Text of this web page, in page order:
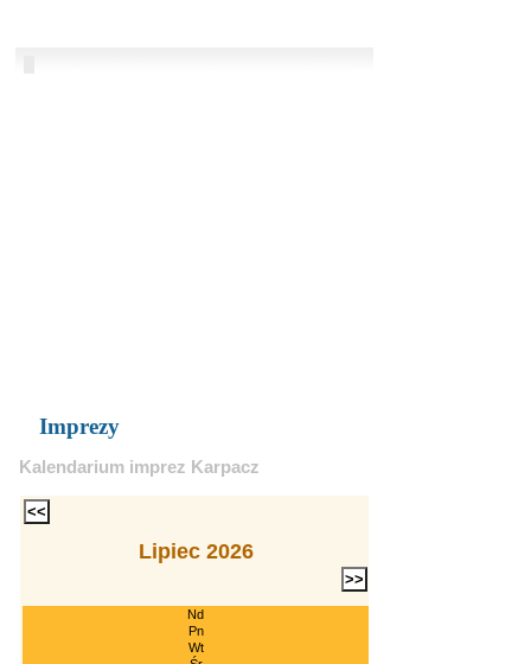
Imprezy
Kalendarium imprez Karpacz
Lipiec 2026
Nd
Pn
Wt